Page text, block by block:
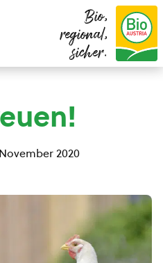
Bio,
regional,
sicher.
2020